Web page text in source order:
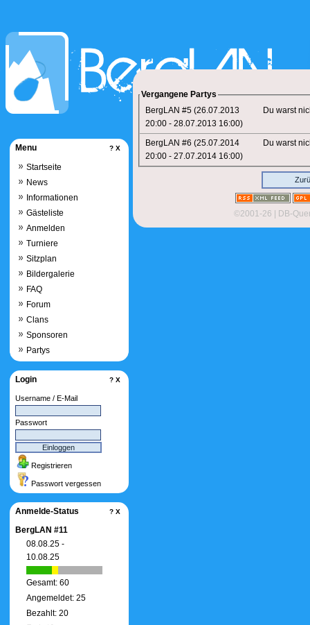
Vergangene Partys
BergLAN #5 (26.07.2013
20:00 - 28.07.2013 16:00)
Du warst
BergLAN #6 (25.07.2014
20:00 - 27.07.2014 16:00)
Du warst
©2001-26 | DB-
Menu ? X
Startseite
News
Informationen
Gästeliste
Anmelden
Turniere
Sitzplan
Bildergalerie
FAQ
Forum
Clans
Sponsoren
Partys
Login ? X
Username / E-Mail
Passwort
Registrieren
Passwort vergessen
Anmelde-Status ? X
BergLAN #11
08.08.25 -
10.08.25
Gesamt: 60
Angemeldet: 25
Bezahlt: 20